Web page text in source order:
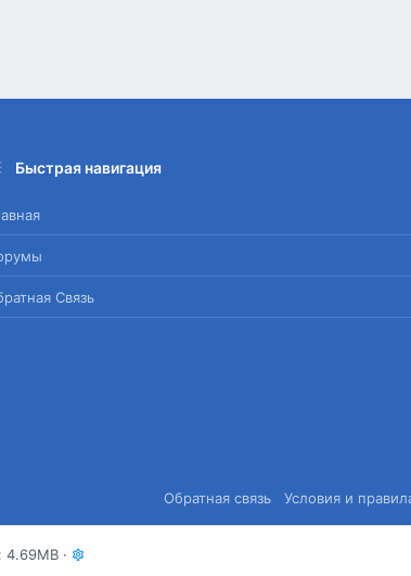
Быстрая навигация
Связь
Обратная связь Условия и
4.69MB